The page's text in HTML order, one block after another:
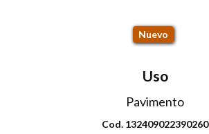
Nuevo
Uso
Pavimento
Cod. 132409022390260